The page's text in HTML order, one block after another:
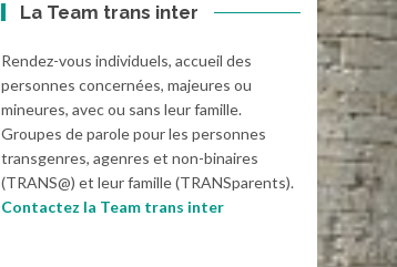
La Team trans inter
Rendez-vous individuels, accueil des
personnes concernées, majeures ou
mineures, avec ou sans leur famille.
Groupes de parole pour les personnes
transgenres, agenres et non-binaires
(TRANS@) et leur famille (TRANSparents).
Contactez la Team trans inter